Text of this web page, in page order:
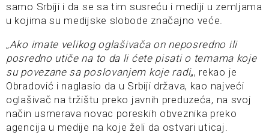
samo Srbiji i da se sa tim susreću i mediji u zemljama
u kojima su medijske slobode značajno veće.
„Ako imate velikog oglašivača on neposredno ili
posredno utiče na to da li ćete pisati o temama koje
su povezane sa poslovanjem koje radi„, rekao je
Obradović i naglasio da u Srbiji država, kao najveći
oglašivač na tržištu preko javnih preduzeća, na svoj
način usmerava novac poreskih obveznika preko
agencija u medije na koje želi da ostvari uticaj.